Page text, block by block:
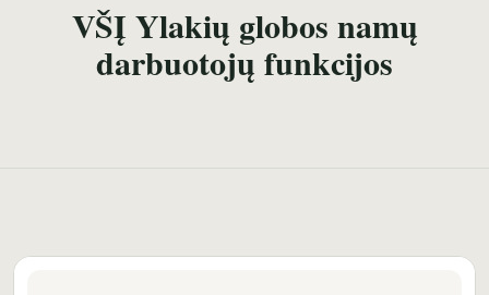
VŠĮ Ylakių globos namų
darbuotojų funkcijos